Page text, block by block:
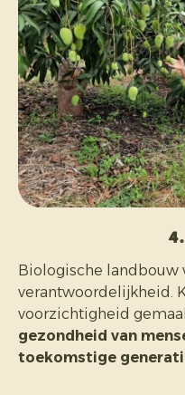
Biologische landbouw
verantwoordelijkheid.
voorzichtigheid
gezondheid van
toekomstige